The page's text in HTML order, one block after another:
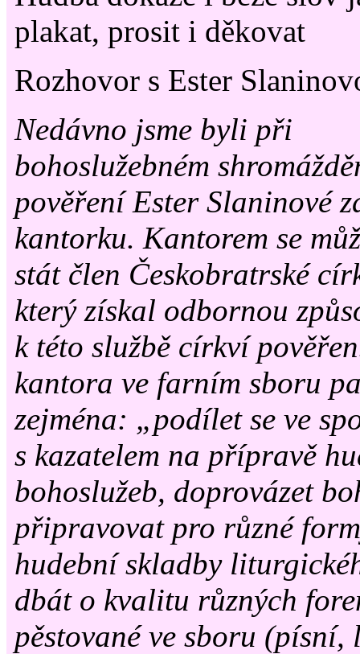
plakat, prosit i děkovat
Rozhovor s Ester
Nedávno jsme byli při
bohoslužebném
pověření Ester Slaninové
kantorku. Kantorem se
stát člen Českobratrské
který získal odbornou
k této službě církví
kantora ve farním sboru
zejména: „podílet se ve
s kazatelem na přípravě
bohoslužeb, doprovázet
připravovat pro různé
hudební skladby
dbát o kvalitu různých
pěstované ve sboru